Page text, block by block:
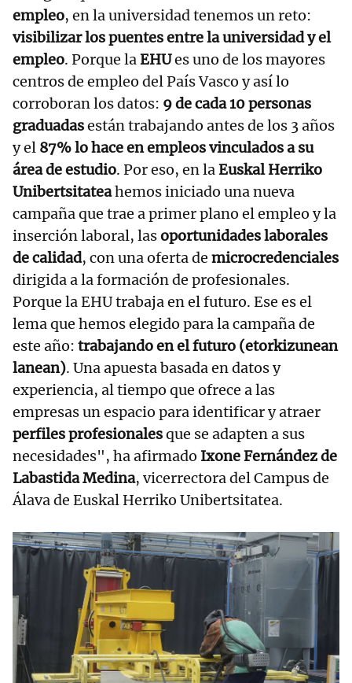
empleo, en la universidad tenemos un reto:
visibilizar los puentes entre la universidad y el
empleo. Porque laEHUes uno de los mayores
centros de empleo del País Vasco y así lo
corroboran los datos: 9 de cada 10 personas
graduadasestán trabajando antes de los 3 años
y el 87% lo hace en empleos vinculados a su
área de estudio. Por eso, en laEuskal Herriko
Unibertsitateahemos iniciado una nueva
campaña que trae a primer plano el empleo y la
inserción laboral, lasoportunidades laborales
de calidad, con una oferta de microcredenciales
dirigida a la formación de profesionales.
Porque la EHU trabaja en el futuro. Ese es el
lema que hemos elegido para la campaña de
este año: trabajando en el futuro (etorkizunean
lanean). Una apuesta basada en datos y
experiencia, al tiempo que ofrece a las
empresas un espacio para identificar y atraer
perfiles profesionalesque se adapten a sus
necesidades", ha afirmado Ixone Fernández de
Labastida Medina, vicerrectora del Campus de
Álava de Euskal Herriko Unibertsitatea.